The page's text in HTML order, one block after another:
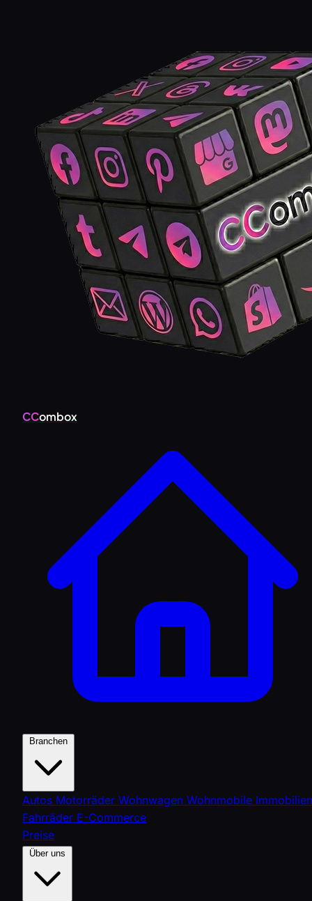
CCombox
Autos Motorräder Wohnwagen Wohnmobile Immobilien
Fahrräder E-Commerce
Preise